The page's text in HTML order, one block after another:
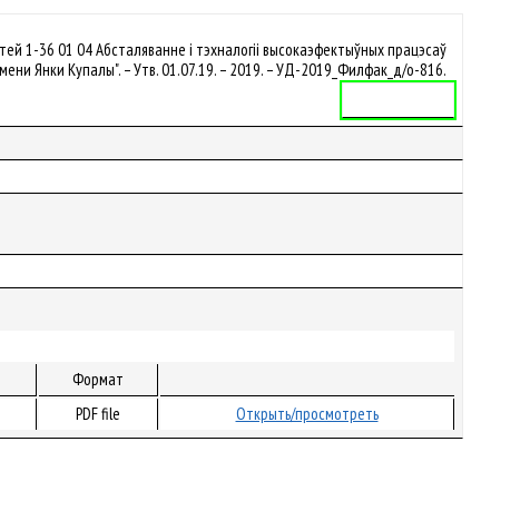
1-36 01 04 Абсталяванне і тэхналогіі высокаэфектыўных працэсаў
Янки Купалы". – Утв. 01.07.19. – 2019. – УД-2019_Филфак_д/о-816.
Формат
PDF file Открыть/просмотреть